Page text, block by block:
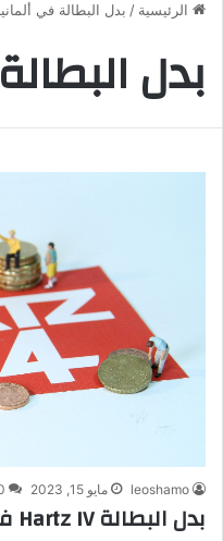
الرئيسية / بدل البطالة في
بدل
leoshamo مايو 15, 2023
بدل البطالة Hartz IV في ألمانيا